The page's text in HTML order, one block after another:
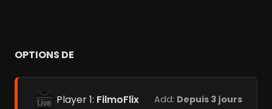
OPTIONS DE
Player 1: FilmoFlix Add: Depuis 3 jours